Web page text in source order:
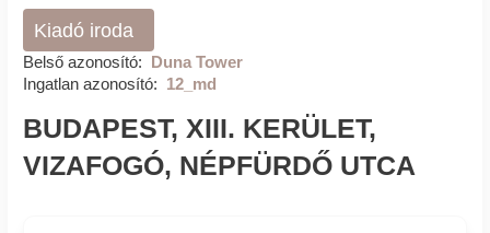
Kiadó iroda
Belső azonosító: Duna Tower
Ingatlan azonosító: 12_md
BUDAPEST, XIII. KERÜLET,
VIZAFOGÓ, NÉPFÜRDŐ UTCA